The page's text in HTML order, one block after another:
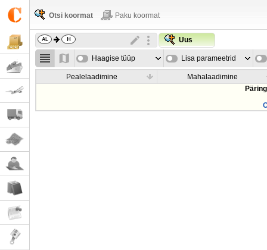
Otsi koormat Paku koormat
Uus
Haagise tüüp Lisa parameetrid
Pealelaadimine
Mahalaadimine